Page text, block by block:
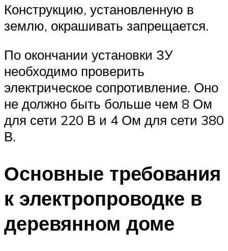
Конструкцию, установленную в
землю, окрашивать запрещается.
По окончании установки ЗУ
необходимо проверить
электрическое сопротивление. Оно
не должно быть больше чем 8 Ом
для сети 220 В и 4 Ом для сети 380
В.
Основные требования
к электропроводке в
деревянном доме